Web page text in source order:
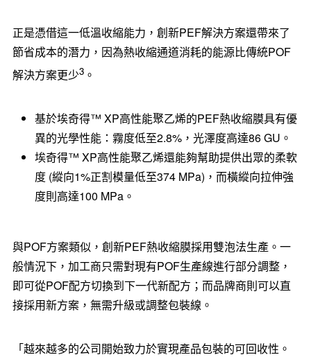
正是憑借這一低溫收縮能力，創新PEF解決方案還帶來了
節省成本的潛力，因為熱收縮通道消耗的能源比傳統POF
解決方案更少3。
基於埃奇得™ XP高性能聚乙烯的PEF熱收縮膜具有優
異的光學性能：霧度低至2.8%，光澤度高達86 GU。
埃奇得™ XP高性能聚乙烯還能夠幫助提供出眾的柔軟
度 (縱向1%正割模量低至374 MPa)，而橫縱向拉伸強
度則高達100 MPa。
與POF方案類似，創新PEF熱收縮膜採用雙泡法生產。一
般情況下，加工商只需對現有POF生產線進行部分調整，
即可從POF配方切換到下一代新配方；而品牌商則可以直
接採用新方案，無需升級或調整包裝線。
「越來越多的公司開始致力於實現產品包裝的可回收性。